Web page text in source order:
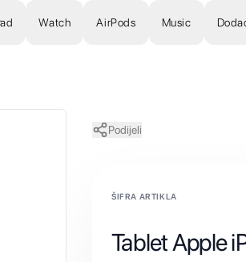
Watch AirPods Music
Podijeli
ŠIFRA ARTIKLA
Tablet Apple